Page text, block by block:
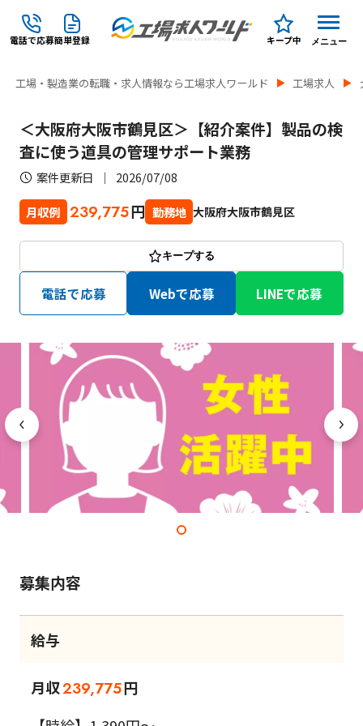
電話で応募簡単登録 キープ中 メニュー
工場・製造業の転職・求人情報なら工場求人ワールド 工場求人
＜大阪府大阪市鶴見区＞【紹介案件】製品の検
査に使う道具の管理サポート業務
案件更新日 2026/07/08
月収例 239,775円 勤務地 大阪府大阪市鶴見区
キープする
電話で応募 Webで応募 LINEで応募
募集内容
給与
月収239,775円